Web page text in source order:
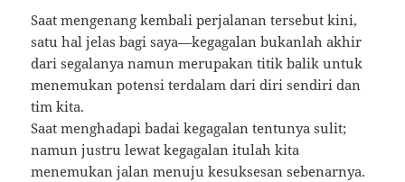
Saat mengenang kembali perjalanan tersebut kini,
satu hal jelas bagi saya—kegagalan bukanlah akhir
dari segalanya namun merupakan titik balik untuk
menemukan potensi terdalam dari diri sendiri dan
tim kita.
Saat menghadapi badai kegagalan tentunya sulit;
namun justru lewat kegagalan itulah kita
menemukan jalan menuju kesuksesan sebenarnya.